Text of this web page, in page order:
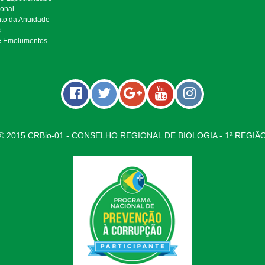
da Anuidade
Emolumentos
2015 CRBio-01 - CONSELHO REGIONAL DE BIOLOGIA - 1ª